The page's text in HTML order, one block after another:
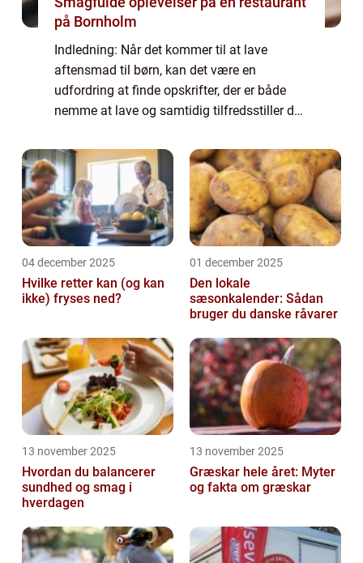
på Bornholm
Indledning: Når det kommer til at lave
aftensmad til børn, kan det være en
udfordring at finde opskrifter, der er både
nemme at lave og samtidig tilfredsstiller de
aldre. Men med de rette opskrifter og
hjælpemidle...
04 december 2025
Hvilke retter kan (og kan
ikke) fryses ned?
01 december 2025
Den lokale
sæsonkalender: Sådan
bruger du danske råvarer
13 november 2025
Hvordan du balancerer
sundhed og smag i
hverdagen
13 november 2025
Græskar hele året: Myter
og fakta om græskar